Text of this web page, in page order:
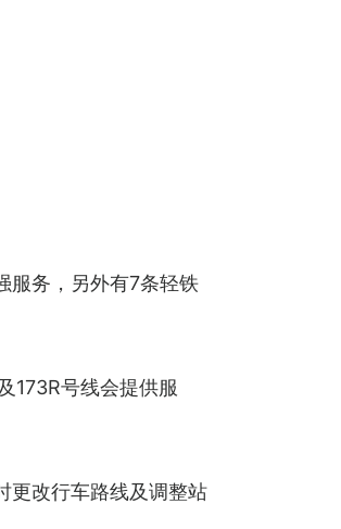
服务，另外有7条轻铁
173R号线会提供服
更改行车路线及调整站